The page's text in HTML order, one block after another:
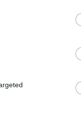
μετά
LIFESTYLE
Ζόε
σταρ